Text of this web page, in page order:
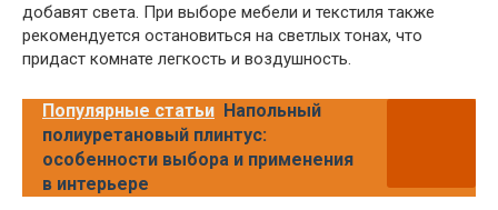
добавят света. При выборе мебели и текстиля также
рекомендуется остановиться на светлых тонах, что
придаст комнате легкость и воздушность.
Популярные статьи Напольный
полиуретановый плинтус:
особенности выбора и применения
в интерьере